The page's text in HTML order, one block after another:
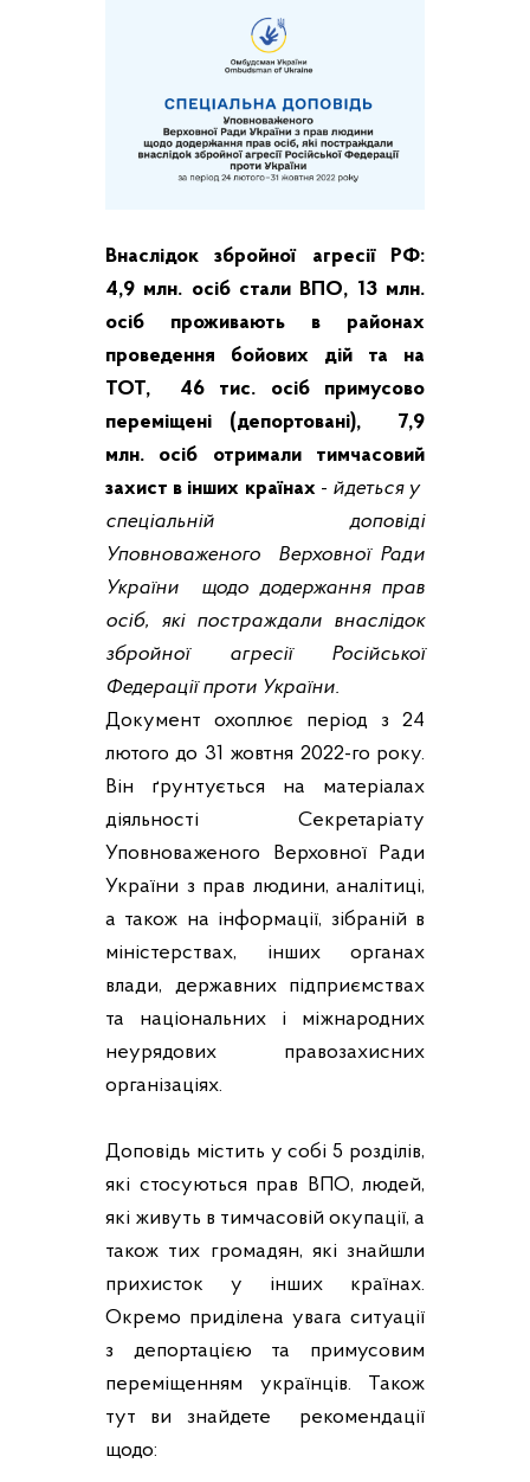
Внаслідок збройної агресії РФ:
4,9 млн. осіб стали ВПО, 13 млн.
осіб проживають в районах
проведення бойових дій та на
ТОТ, 46 тис. осіб примусово
переміщені (депортовані), 7,9
млн. осіб отримали тимчасовий
захист в інших країнах- йдеться у
спеціальній доповіді
Уповноваженого Верховної Ради
України щодо додержання прав
осіб, які постраждали внаслідок
збройної агресії Російської
Федерації проти України.
Документ охоплює період з 24
лютого до 31 жовтня 2022-го року.
Він ґрунтується на матеріалах
діяльності Секретаріату
Уповноваженого Верховної Ради
України з прав людини, аналітиці,
а також на інформації, зібраній в
міністерствах, інших органах
влади, державних підприємствах
та національних і міжнародних
неурядових правозахисних
організаціях.
Доповідь містить у собі 5 розділів,
які стосуються прав ВПО, людей,
які живуть в тимчасовій окупації, а
також тих громадян, які знайшли
прихисток у інших країнах.
Окремо приділена увага ситуації
з депортацією та примусовим
переміщенням українців. Також
тут ви знайдете рекомендації
щодо: